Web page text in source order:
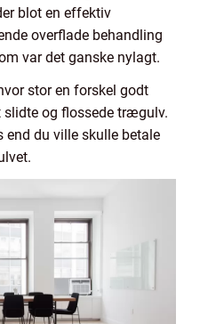
blot en effektiv
overflade behandling
var det ganske nylagt.
stor en forskel godt
og flossede trægulv.
end du ville skulle betale